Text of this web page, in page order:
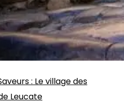
: Le village des
Leucate